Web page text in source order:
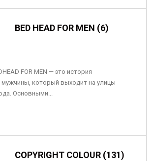
BED HEAD FOR MEN (6)
FOR MEN — это история
мужчины, который выходит на улицы
Основными...
COPYRIGHT COLOUR (131)